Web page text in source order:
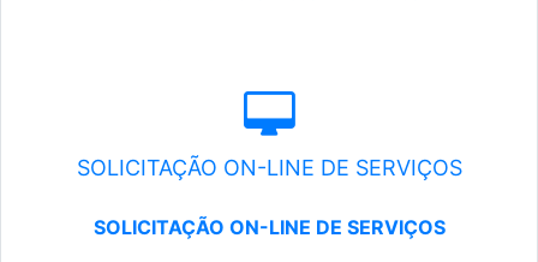
SOLICITAÇÃO ON-LINE DE SERVIÇOS
SOLICITAÇÃO ON-LINE DE SERVIÇOS